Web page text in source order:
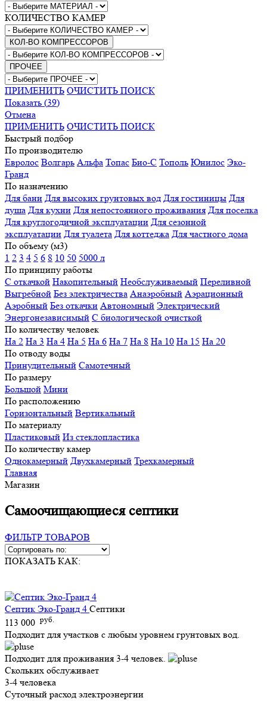
КОЛИЧЕСТВО КАМЕР
КОЛ-ВО КОМПРЕССОРОВ
ПРОЧЕЕ
ПРИМЕНИТЬ ОЧИСТИТЬ ПОИСК
Показать (39)
Отмена
ПРИМЕНИТЬ ОЧИСТИТЬ ПОИСК
Быстрый подбор
По производителю
Евролос Волгарь Альфа Топас Био-С Тополь Юнилос Эко-
Гранд
По назначению
Для бани Для высоких грунтовых вод Для гостиницы Для
душа Для кухни Для непостоянного проживания Для поселка
Для круглогодичной эксплуатации Для сезонной
эксплуатации Для туалета Для коттеджа Для частного дома
По объему (м3)
1 2 3 4 5 6 8 10 50 5000 л
По принципу работы
С откачкой Накопительный Необслуживаемый Переливной
Выгребной Без электричества Анаэробный Аэрационный
Аэробный Без откачки Автономный Электрический
Энергонезависимый С биологической очисткой
По количеству человек
На 2 На 3 На 4 На 5 На 6 На 7 На 8 На 10 На 15 На 20
По отводу воды
Принудительный Самотечный
По размеру
Большой Мини
По расположению
Горизонтальный Вертикальный
По материалу
Пластиковый Из стеклопластика
По количеству камер
Однокамерный Двухкамерный Трехкамерный
Главная
Магазин
Самоочищающиеся септики
ФИЛЬТР ТОВАРОВ
ПОКАЗАТЬ КАК:
Септик Эко-Гранд 4 Септики
113 000 руб.
Подходит для участков с любым уровнем грунтовых вод.
Подходит для проживания 3-4 человек.
Скольких обслуживает
3-4 человека
Суточный расход электроэнергии